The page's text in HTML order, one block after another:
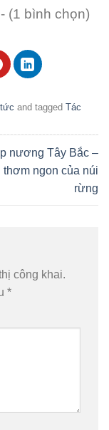
(1 bình chọn)
and tagged Tác
nương Tây Bắc –
ngon của núi
rừng
công khai.
*